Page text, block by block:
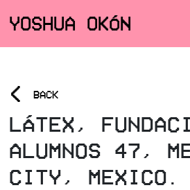
YOSHUA OKÓN
< BACK
LÁTEX,
ALUMNOS 47,
CITY, MEXICO.